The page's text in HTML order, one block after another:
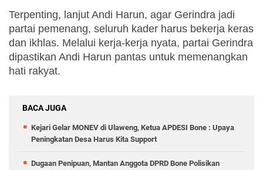
Terpenting, lanjut Andi Harun, agar Gerindra jadi
partai pemenang, seluruh kader harus bekerja keras
dan ikhlas. Melalui kerja-kerja nyata, partai Gerindra
dipastikan Andi Harun pantas untuk memenangkan
hati rakyat.
BACA JUGA
Kejari Gelar MONEV di Ulaweng, Ketua APDESI Bone : Upaya
Peningkatan Desa Harus Kita Support
Dugaan Penipuan, Mantan Anggota DPRD Bone Polisikan